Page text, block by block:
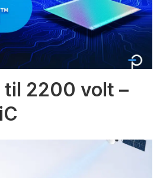
til 2200 volt –